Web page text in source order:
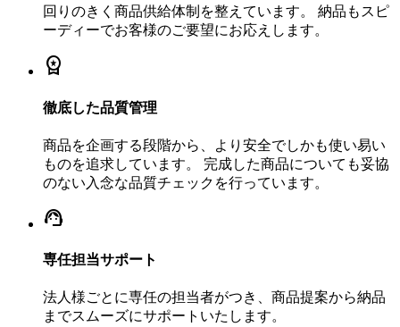
回りのきく商品供給体制を整えています。 納品もスピ
ーディーでお客様のご要望にお応えします。
workspace_premium
徹底した品質管理
商品を企画する段階から、より安全でしかも使い易い
ものを追求しています。 完成した商品についても妥協
のない入念な品質チェックを行っています。
support_agent
専任担当サポート
法人様ごとに専任の担当者がつき、商品提案から納品
までスムーズにサポートいたします。